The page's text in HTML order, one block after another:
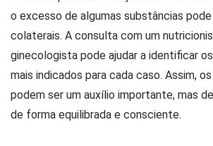
o excesso de algumas substâncias
colaterais. A consulta com um
ginecologista pode ajudar a identificar
mais indicados para cada caso. Assim,
podem ser um auxílio importante, mas
de forma equilibrada e consciente.